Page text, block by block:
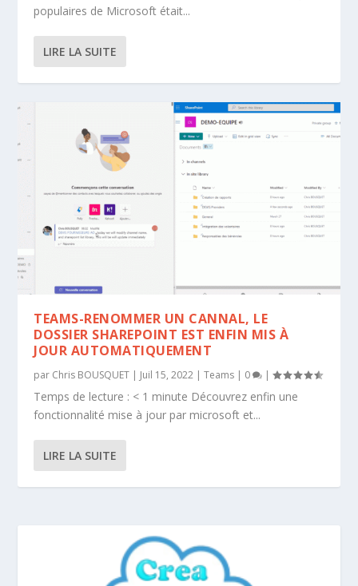
populaires de Microsoft était...
LIRE LA SUITE
TEAMS-RENOMMER UN CANNAL, LE
DOSSIER SHAREPOINT EST ENFIN MIS À
JOUR AUTOMATIQUEMENT
par Chris BOUSQUET | Juil 15, 2022 |Teams | 0 |
Temps de lecture : < 1 minute Découvrez enfin une
fonctionnalité mise à jour par microsoft et...
LIRE LA SUITE